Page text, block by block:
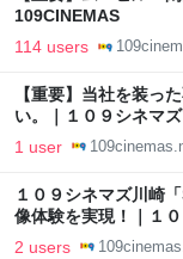
109CINEMAS
114 users
【重要】当社を装っ
い。｜１０９シネマ
1 user
１０９シネマズ川崎
像体験を実現！｜１
2 users